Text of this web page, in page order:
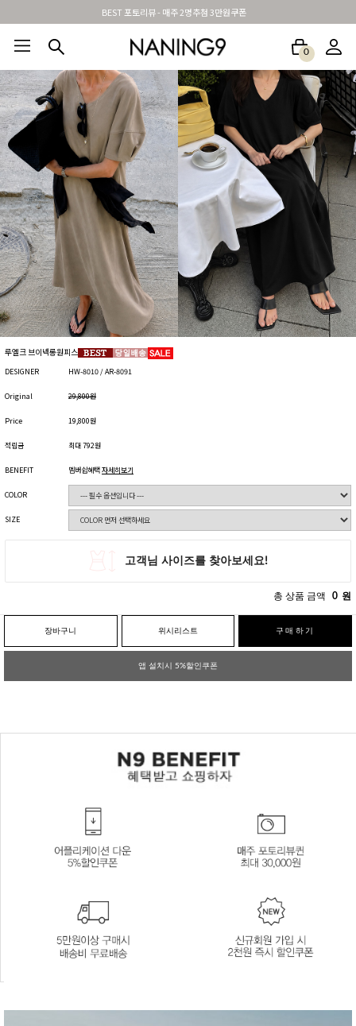
신규가입시 무료배송 + 2천원할인쿠폰
0
BEST100🤍 NEW5% 베스트재진행 썸머여행룩 아울렛 하객&모임룩
루엘크 브이넥롱원피스
DESIGNER HW-8010 / AR-8091
Original 29,800원
Price 19,800원
적립금 최대 792원
BENEFIT 멤버쉽혜택자세히보기
COLOR
SIZE
총 상품 금액 0 원
장바구니 위시리스트 구매하기
앱 설치시 5%할인쿠폰